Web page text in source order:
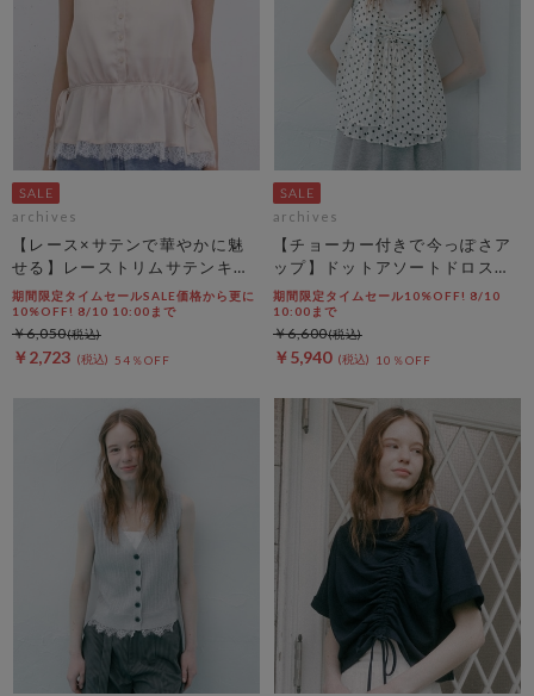
archives
【レース×サテンで華やかに魅
せる】レーストリムサテンキャ
ミソール
期間限定タイムセールSALE価格から更に
10%OFF! 8/10 10:00まで
￥2,723 54％OFF
￥6,050
archives
【チョーカー付きで今っぽさア
ップ】ドットアソートドロスト
キャミチュニック
期間限定タイムセール10%OFF! 8/10
10:00まで
￥5,940 10％OFF
￥6,600